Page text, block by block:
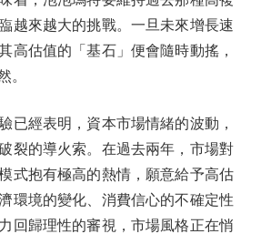
越來越大的挑戰。一旦未來增長速
高估值的「基石」便會隨時動搖，
。
經表明，資本市場情緒的波動，
裂的導火索。在過去兩年，市場對
式抱有極高的熱情，願意給予高估
環境的變化、消費信心的不確定性
回歸理性的審視，市場風格正在悄